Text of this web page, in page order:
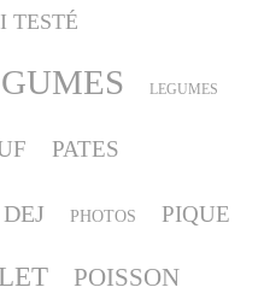
TESTÉ
LEGUMES
PATES
PHOTOS PIQUE
POISSON